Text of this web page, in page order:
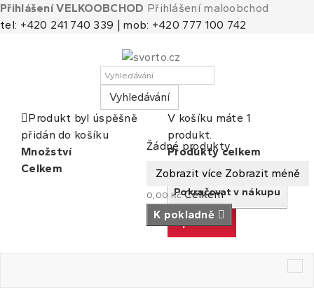
Přihlášení VELKOOBCHOD Přihlášení maloobchod
tel: +420 241 740 339 | mob: +420 777 100 742
Vyhledávání
Košík
(prázdný)
Žádné produkty
Zobrazit více Zobrazit méně
0,00 Kč Celkem
K pokladně
Produkt byl úspěšně
přidán do košíku
Množství
Celkem
V košíku máte 1
produkt.
Produkty celkem
Celkem
Pokračovat v nákupu
K pokladně